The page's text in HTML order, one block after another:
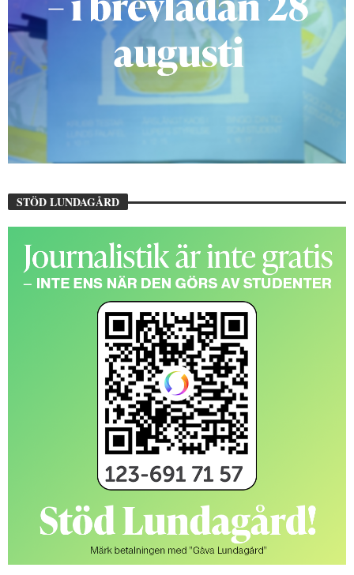
STÖD LUNDAGÅRD